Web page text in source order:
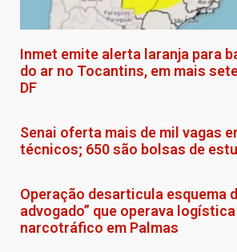
Inmet emite alerta laranja para
do ar no Tocantins, em mais
DF
Senai oferta mais de mil vagas
técnicos; 650 são bolsas de
Operação desarticula esquema
advogado” que operava
narcotráfico em Palmas